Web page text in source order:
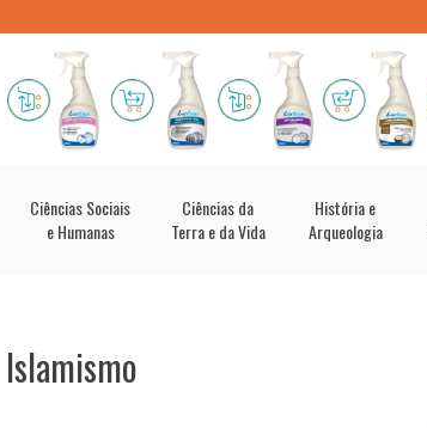
Ciências Sociais
e Humanas
Ciências da
Terra e da Vida
História e
Arqueologia
Islamismo